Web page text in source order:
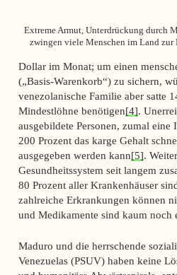
Extreme Armut, Unterdrückung durch
zwingen viele Menschen im Land
Dollar im Monat; um einen
(„Basis-Warenkorb“) zu sichern,
venezolanische Familie aber satte
Mindestlöhne benötigen[4].
ausgebildete Personen, zumal
200 Prozent das karge Gehalt
ausgegeben werden kann[5].
Gesundheitssystem seit langem
80 Prozent aller Krankenhäuser
zahlreiche Erkrankungen können
und Medikamente sind kaum noch
Maduro und die herrschende
Venezuelas (PSUV) haben keine